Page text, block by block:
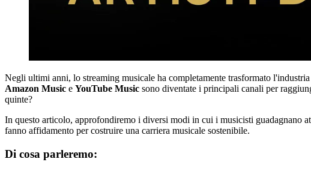
Negli ultimi anni, lo streaming musicale ha completamente trasformato
Amazon Music e YouTube Music sono diventate i principali canali per
quinte?
In questo articolo, approfondiremo i diversi modi in cui i musicisti guadagnano
fanno affidamento per costruire una carriera musicale sostenibile.
Di cosa parleremo: